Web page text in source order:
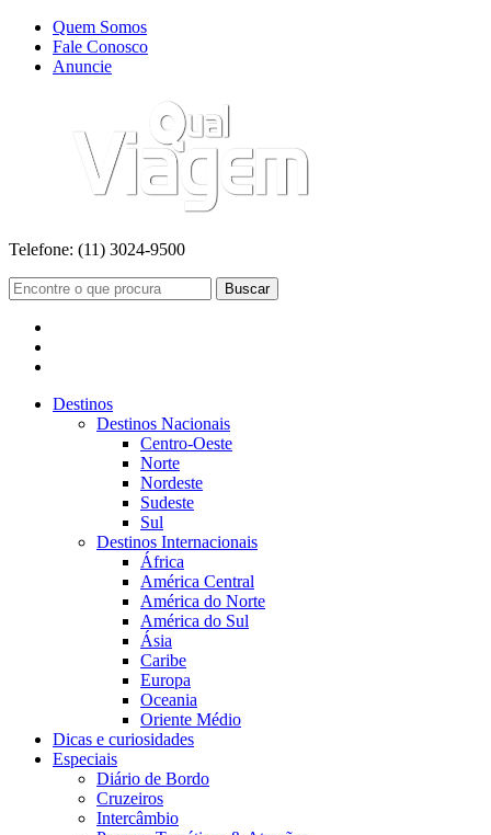
Quem Somos
Fale Conosco
Anuncie
Telefone: (11) 3024-9500
Buscar
Destinos
Destinos Nacionais
Centro-Oeste
Norte
Nordeste
Sudeste
Sul
Destinos Internacionais
África
América Central
América do Norte
América do Sul
Ásia
Caribe
Europa
Oceania
Oriente Médio
Dicas e curiosidades
Especiais
Diário de Bordo
Cruzeiros
Intercâmbio